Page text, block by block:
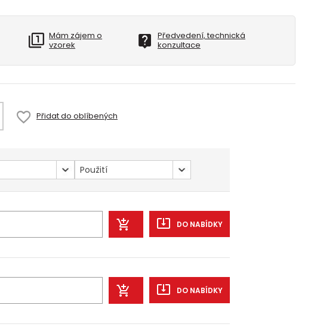
Mám zájem o
vzorek
Předvedení, technická
konzultace
Přidat do oblíbených
Použití
DO NABÍDKY
DO NABÍDKY